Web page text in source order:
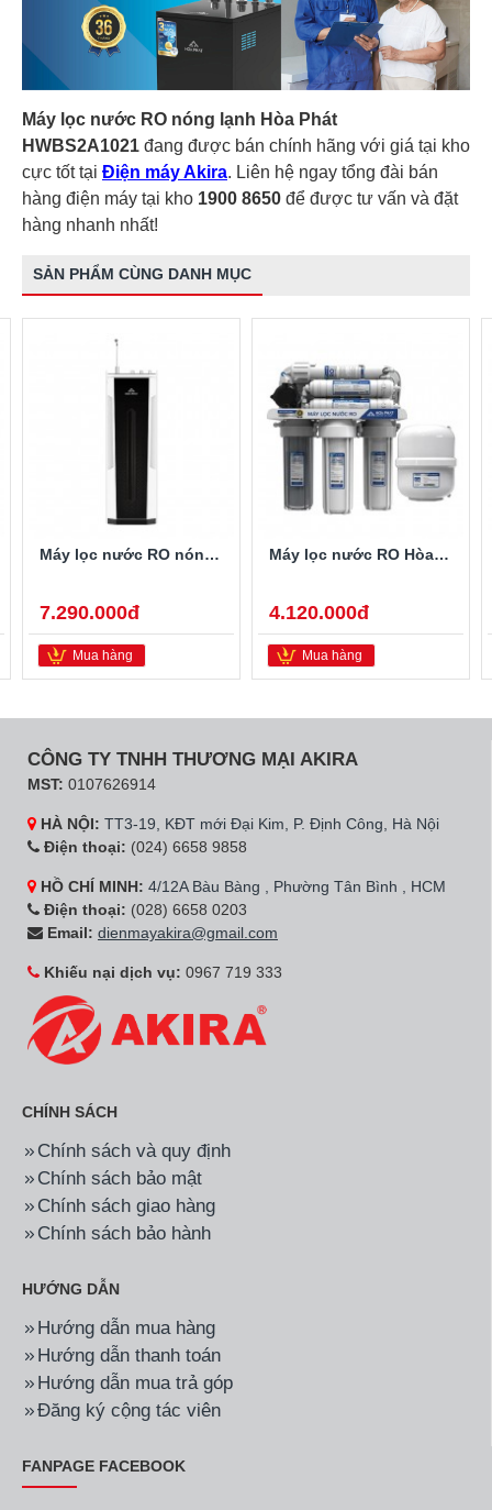
Máy lọc nước RO nóng lạnh Hòa Phát
HWBS2A1021 đang được bán chính hãng với giá tại kho
cực tốt tại Điện máy Akira. Liên hệ ngay tổng đài bán
hàng điện máy tại kho 1900 8650 để được tư vấn và đặt
hàng nhanh nhất!
SẢN PHẨM CÙNG DANH MỤC
Máy lọc nước RO nóng lạnh Hòa Phát HWBS1A1021
7.290.000đ
Mua hàng
Máy lọc nước RO Hòa Phát gầm khung treo HWU2A1022
4.120.000đ
Mua hàng
CÔNG TY TNHH THƯƠNG MẠI AKIRA
MST: 0107626914
HÀ NỘI: TT3-19, KĐT mới Đại Kim, P. Định Công, Hà Nội
Điện thoại: (024) 6658 9858
HỒ CHÍ MINH: 4/12A Bàu Bàng , Phường Tân Bình , HCM
Điện thoại: (028) 6658 0203
Email: dienmayakira@gmail.com
Khiếu nại dịch vụ: 0967 719 333
CHÍNH SÁCH
Chính sách và quy định
Chính sách bảo mật
Chính sách giao hàng
Chính sách bảo hành
HƯỚNG DẪN
Hướng dẫn mua hàng
Hướng dẫn thanh toán
Hướng dẫn mua trả góp
Đăng ký cộng tác viên
FANPAGE FACEBOOK